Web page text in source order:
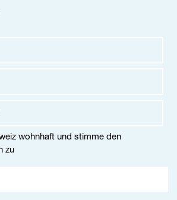
wohnhaft und stimme den
zu